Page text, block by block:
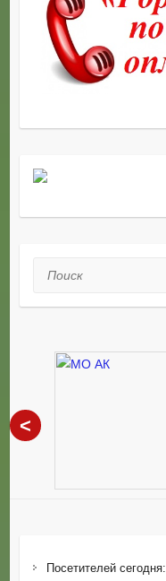
Поиск
<
Посетителей сегодня: